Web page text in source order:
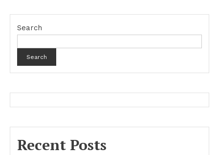
Search
Search
Recent Posts